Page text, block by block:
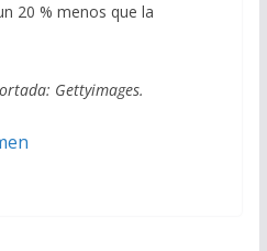
20 % menos que la
Gettyimages.